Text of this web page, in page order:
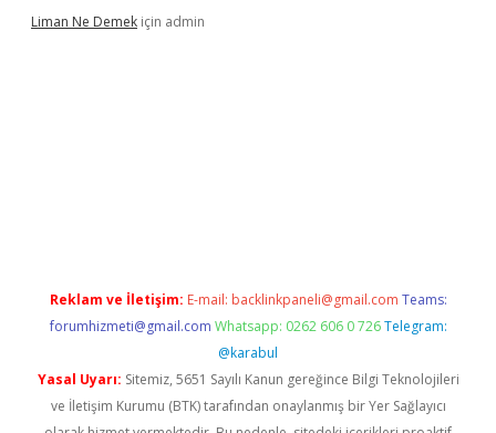
Liman Ne Demek için admin
Reklam ve İletişim: E-mail: backlinkpaneli@gmail.com Teams:
forumhizmeti@gmail.com Whatsapp: 0262 606 0 726 Telegram:
@karabul
Yasal Uyarı: Sitemiz, 5651 Sayılı Kanun gereğince Bilgi Teknolojileri
ve İletişim Kurumu (BTK) tarafından onaylanmış bir Yer Sağlayıcı